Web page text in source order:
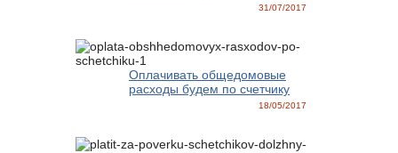
31/07/2017
Оплачивать общедомовые
расходы будем по счетчику
18/05/2017